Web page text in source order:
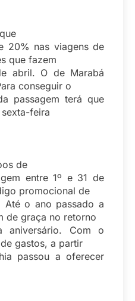
20% nas viagens de
que fazem
abril. O de Marabá
conseguir o
passagem terá que
feira
de
entre 1º e 31 de
promocional de
Até o ano passado a
de graça no retorno
aniversário. Com o
gastos, a partir
passou a oferecer